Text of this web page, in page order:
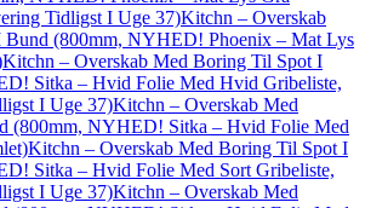
Tidligst I Uge 37)Kitchn – Overskab
(800mm, NYHED! Phoenix – Mat Lys
Kitchn – Overskab Med Boring Til Spot I
Sitka – Hvid Folie Med Hvid Gribeliste,
I Uge 37)Kitchn – Overskab Med
(800mm, NYHED! Sitka – Hvid Folie Med
Kitchn – Overskab Med Boring Til Spot I
Sitka – Hvid Folie Med Sort Gribeliste,
I Uge 37)Kitchn – Overskab Med